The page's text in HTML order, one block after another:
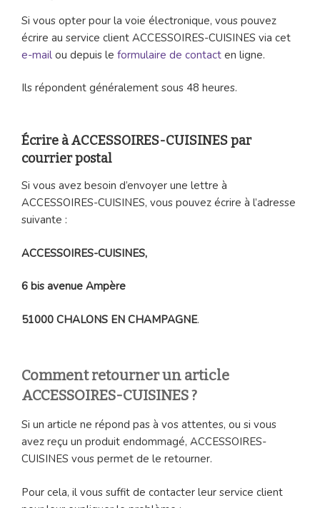
Si vous opter pour la voie électronique, vous pouvez
écrire au service client ACCESSOIRES-CUISINES via cet
e-mail ou depuis le formulaire de contact en ligne.
Ils répondent généralement sous 48 heures.
Écrire à ACCESSOIRES-CUISINES par
courrier postal
Si vous avez besoin d’envoyer une lettre à
ACCESSOIRES-CUISINES, vous pouvez écrire à l’adresse
suivante :
ACCESSOIRES-CUISINES,
6 bis avenue Ampère
51000 CHALONS EN CHAMPAGNE.
Comment retourner un article
ACCESSOIRES-CUISINES ?
Si un article ne répond pas à vos attentes, ou si vous
avez reçu un produit endommagé, ACCESSOIRES-
CUISINES vous permet de le retourner.
Pour cela, il vous suffit de contacter leur service client